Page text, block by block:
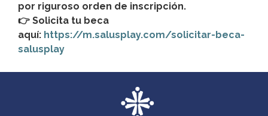
por riguroso orden de inscripción.
👉 Solicita tu beca
aquí: https://m.salusplay.com/solicitar-beca-
salusplay